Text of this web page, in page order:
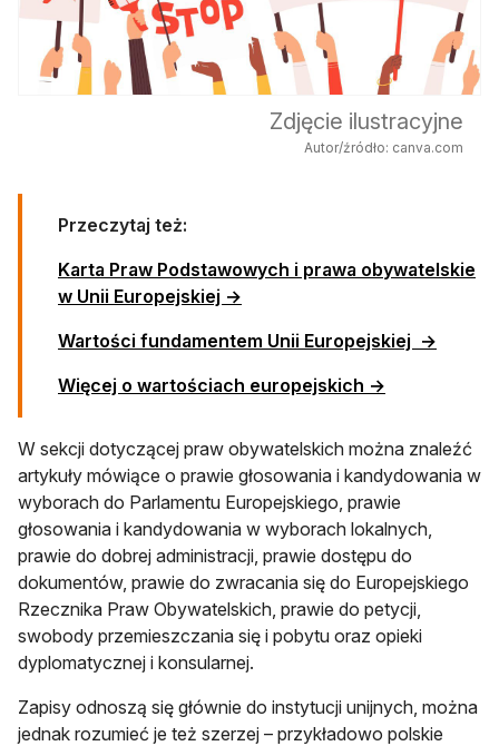
Zdjęcie ilustracyjne
Autor/źródło: canva.com
Przeczytaj też:
Karta Praw Podstawowych i prawa obywatelskie
w Unii Europejskiej →
Wartości fundamentem Unii Europejskiej →
Więcej o wartościach europejskich →
W sekcji dotyczącej praw obywatelskich można znaleźć
artykuły mówiące o prawie głosowania i kandydowania w
wyborach do Parlamentu Europejskiego, prawie
głosowania i kandydowania w wyborach lokalnych,
prawie do dobrej administracji, prawie dostępu do
dokumentów, prawie do zwracania się do Europejskiego
Rzecznika Praw Obywatelskich, prawie do petycji,
swobody przemieszczania się i pobytu oraz opieki
dyplomatycznej i konsularnej.
Zapisy odnoszą się głównie do instytucji unijnych, można
jednak rozumieć je też szerzej – przykładowo polskie